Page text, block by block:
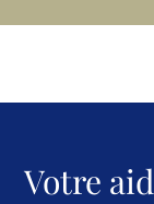
Votre